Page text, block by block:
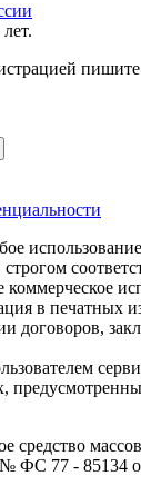
в печатных
договоров,
средство
ФС 77 - 85134